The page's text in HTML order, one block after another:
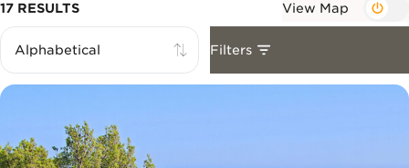
17 RESULTS View Map
Tried by
Filters